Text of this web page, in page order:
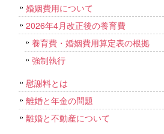
婚姻費用について
2026年4月改正後の養育費
養育費・婚姻費用算定表の根拠
強制執行
慰謝料とは
離婚と年金の問題
離婚と不動産について